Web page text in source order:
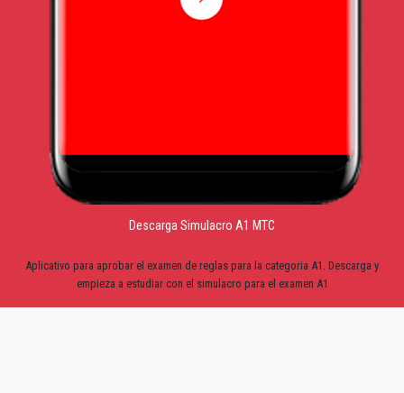
Descarga Simulacro A1 MTC
Aplicativo para aprobar el examen de reglas para la categoria A1. Descarga y
empieza a estudiar con el simulacro para el examen A1